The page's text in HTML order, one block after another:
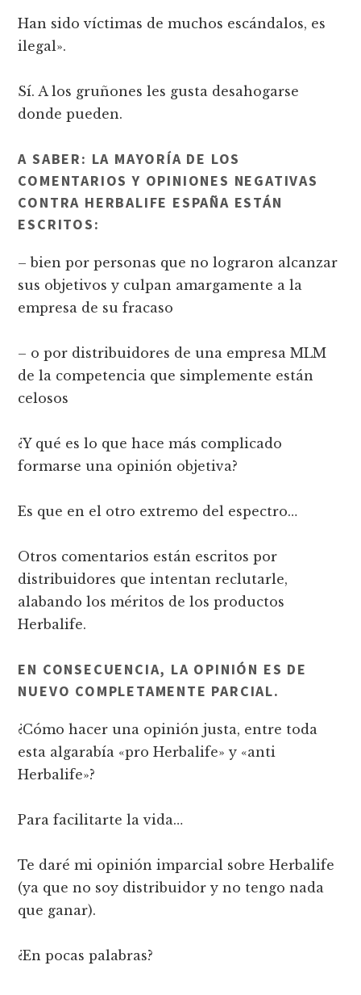
Han sido víctimas de muchos escándalos, es
ilegal».
Sí. A los gruñones les gusta desahogarse
donde pueden.
A SABER: LA MAYORÍA DE LOS
COMENTARIOS Y OPINIONES NEGATIVAS
CONTRA HERBALIFE ESPAÑA ESTÁN
ESCRITOS:
– bien por personas que no lograron alcanzar
sus objetivos y culpan amargamente a la
empresa de su fracaso
– o por distribuidores de una empresa MLM
de la competencia que simplemente están
celosos
¿Y qué es lo que hace más complicado
formarse una opinión objetiva?
Es que en el otro extremo del espectro…
Otros comentarios están escritos por
distribuidores que intentan reclutarle,
alabando los méritos de los productos
Herbalife.
EN CONSECUENCIA, LA OPINIÓN ES DE
NUEVO COMPLETAMENTE PARCIAL.
¿Cómo hacer una opinión justa, entre toda
esta algarabía «pro Herbalife» y «anti
Herbalife»?
Para facilitarte la vida…
Te daré mi opinión imparcial sobre Herbalife
(ya que no soy distribuidor y no tengo nada
que ganar).
¿En pocas palabras?